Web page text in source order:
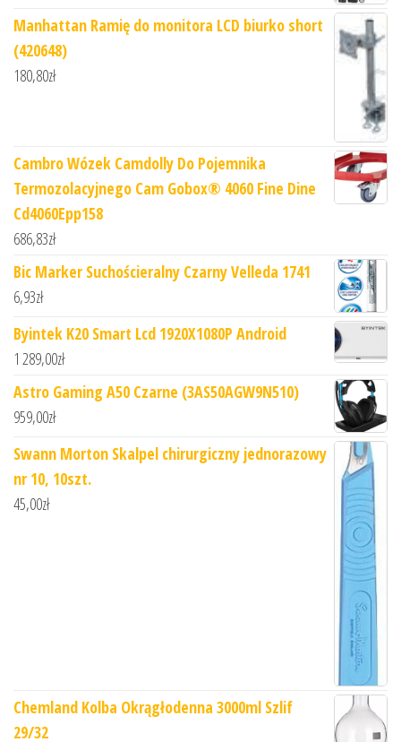
Manhattan Ramię do monitora LCD biurko short
(420648)
180,80zł
Cambro Wózek Camdolly Do Pojemnika
Termozolacyjnego Cam Gobox® 4060 Fine Dine
Cd4060Epp158
686,83zł
Bic Marker Suchościeralny Czarny Velleda 1741
6,93zł
Byintek K20 Smart Lcd 1920X1080P Android
1 289,00zł
Astro Gaming A50 Czarne (3AS50AGW9N510)
959,00zł
Swann Morton Skalpel chirurgiczny jednorazowy
nr 10, 10szt.
45,00zł
Chemland Kolba Okrągłodenna 3000ml Szlif
29/32